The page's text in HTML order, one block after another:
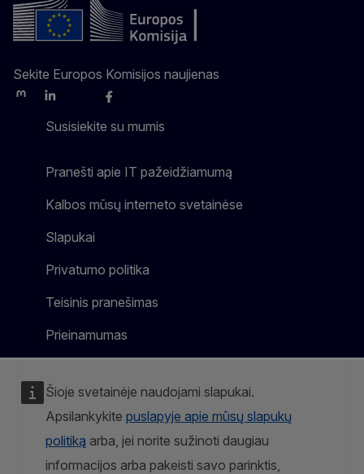
Šioje svetainėje naudojami slapukai.
Apsilankykite puslapyje apie mūsų slapukų
politiką arba, jei norite sužinoti daugiau
informacijos arba pakeisti savo parinktis,
Sekite Europos Komisijos naujienas
MastodonLinkedInBlueskyFacebook
Susisiekite su mumis
Pranešti apie IT pažeidžiamumą
Kalbos mūsų interneto svetainėse
Slapukai
Privatumo politika
Teisinis pranešimas
Prieinamumas